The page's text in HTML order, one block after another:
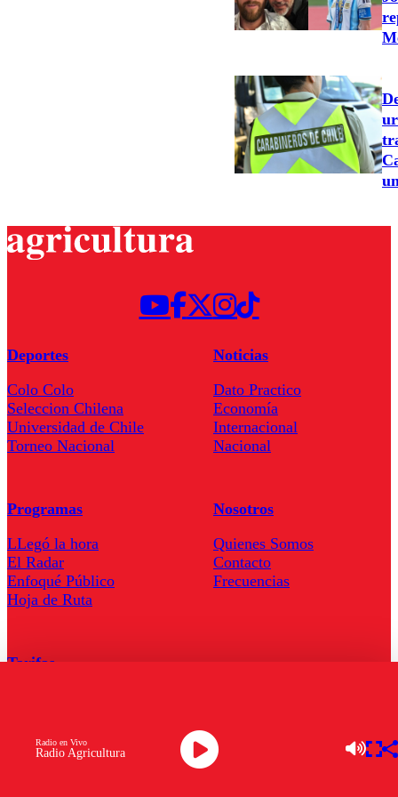
Radio Agricultura
Radio en Vivo
Deportes
Colo Colo
Seleccion Chilena
Universidad de Chile
Torneo Nacional
Noticias
Dato Practico
Economía
Internacional
Nacional
Programas
LLegó la hora
El Radar
Enfoqué Público
Hoja de Ruta
Nosotros
Quienes Somos
Contacto
Frecuencias
Tarifas